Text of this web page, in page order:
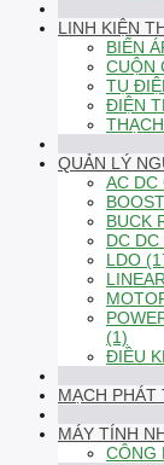
LINH KIỆN
BIẾN
CUỘN
TỤ
ĐIỆN
QUẢN LÝ
AC DC
BUCK
DC
LDO
(1)
ĐIỀU
MẠCH PHÁT
MÁY TÍNH
CÔNG